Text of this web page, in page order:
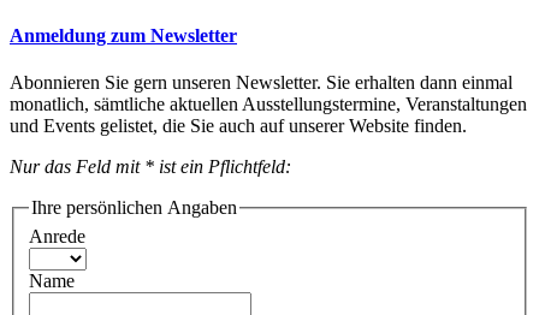
Anmeldung zum Newsletter
Abonnieren Sie gern unseren Newsletter. Sie erhalten dann einmal
monatlich, sämtliche aktuellen Ausstellungstermine, Veranstaltungen
und Events gelistet, die Sie auch auf unserer Website finden.
Nur das Feld mit * ist ein Pflichtfeld:
Ihre persönlichen Angaben
Anrede
Name